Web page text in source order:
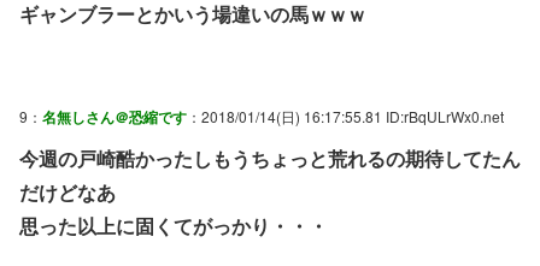
ギャンブラーとかいう場違いの馬ｗｗｗ
9： 名無しさん＠恐縮です ：2018/01/14(日) 16:17:55.81 ID:rBqULrWx0.net
今週の戸崎酷かったしもうちょっと荒れるの期待してたん
だけどなあ
思った以上に固くてがっかり・・・